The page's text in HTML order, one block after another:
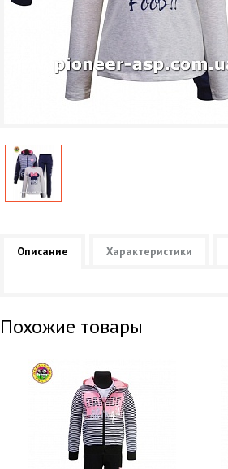
Описание Характеристики
Похожие товары